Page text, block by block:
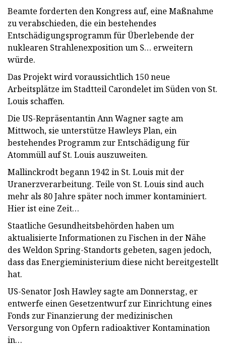
Beamte forderten den Kongress auf, eine Maßnahme
zu verabschieden, die ein bestehendes
Entschädigungsprogramm für Überlebende der
nuklearen Strahlenexposition um S… erweitern
würde.
Das Projekt wird voraussichtlich 150 neue
Arbeitsplätze im Stadtteil Carondelet im Süden von St.
Louis schaffen.
Die US-Repräsentantin Ann Wagner sagte am
Mittwoch, sie unterstütze Hawleys Plan, ein
bestehendes Programm zur Entschädigung für
Atommüll auf St. Louis auszuweiten.
Mallinckrodt begann 1942 in St. Louis mit der
Uranerzverarbeitung. Teile von St. Louis sind auch
mehr als 80 Jahre später noch immer kontaminiert.
Hier ist eine Zeit…
Staatliche Gesundheitsbehörden haben um
aktualisierte Informationen zu Fischen in der Nähe
des Weldon Spring-Standorts gebeten, sagen jedoch,
dass das Energieministerium diese nicht bereitgestellt
hat.
US-Senator Josh Hawley sagte am Donnerstag, er
entwerfe einen Gesetzentwurf zur Einrichtung eines
Fonds zur Finanzierung der medizinischen
Versorgung von Opfern radioaktiver Kontamination
in…